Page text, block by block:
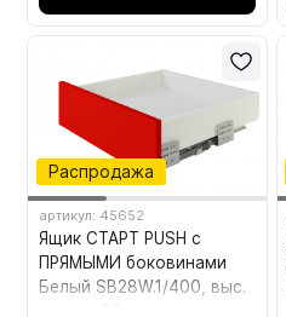
Распродажа
артикул: 45652
Ящик СТАРТ PUSH с
ПРЯМЫМИ боковинами
Белый SB28W.1/400, выс.